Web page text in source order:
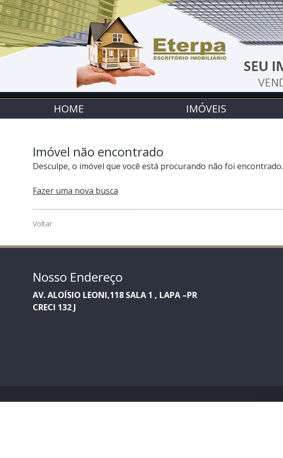
HOME IMÓVEIS
Imóvel não encontrado
Desculpe, o imóvel que você está procurando não foi encontrado.
Fazer uma nova busca
Voltar
Nosso Endereço
AV. ALOÍSIO LEONI,118 SALA 1 , LAPA –PR
CRECI 132 J